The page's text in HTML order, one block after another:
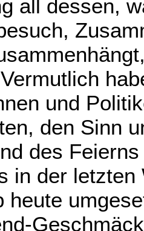
all dessen,
und
den Sinn
des
in der
heute